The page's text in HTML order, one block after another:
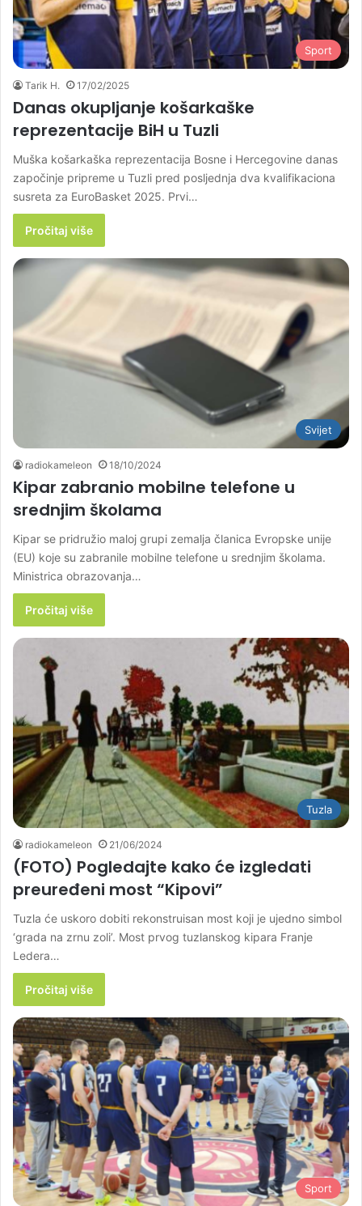
Sport
Tarik H. 17/02/2025
Danas okupljanje košarkaške
reprezentacije BiH u Tuzli
Muška košarkaška reprezentacija Bosne i Hercegovine danas
započinje pripreme u Tuzli pred posljednja dva kvalifikaciona
susreta za EuroBasket 2025. Prvi…
Pročitaj više
Svijet
radiokameleon 18/10/2024
Kipar zabranio mobilne telefone u
srednjim školama
Kipar se pridružio maloj grupi zemalja članica Evropske unije
(EU) koje su zabranile mobilne telefone u srednjim školama.
Ministrica obrazovanja…
Pročitaj više
Tuzla
radiokameleon 21/06/2024
(FOTO) Pogledajte kako će izgledati
preuređeni most “Kipovi”
Tuzla će uskoro dobiti rekonstruisan most koji je ujedno simbol
‘grada na zrnu zoli’. Most prvog tuzlanskog kipara Franje
Ledera…
Pročitaj više
Sport